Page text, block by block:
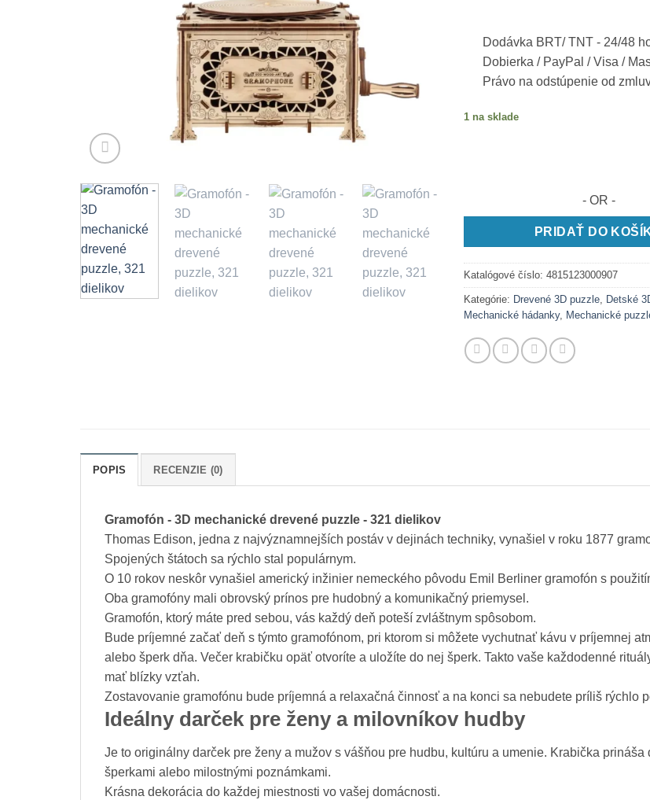
Dodávka BRT/ TNT -24/48
Dobierka / PayPal / Visa /
Právo na odstúpenie od
1 na sklade
- OR -
PRIDAŤ DO
Katalógové číslo: 4815123000907
Kategórie: Drevené 3D puzzle, Detské
Mechanické hádanky, Mechanické
POPIS RECENZIE (0)
Gramofón - 3D mechanické drevené puzzle - 321 dielikov
Thomas Edison, jedna z najvýznamnejších postáv v dejinách techniky, vynašiel v roku 1877
Spojených štátoch sa rýchlo stal populárnym.
O 10 rokov neskôr vynašiel americký inžinier nemeckého pôvodu Emil Berliner gramofón s
Oba gramofóny mali obrovský prínos pre hudobný a komunikačný priemysel.
Gramofón, ktorý máte pred sebou, vás každý deň poteší zvláštnym spôsobom.
Bude príjemné začať deň s týmto gramofónom, pri ktorom si môžete vychutnať kávu v príjemnej
alebo šperk dňa. Večer krabičku opäť otvoríte a uložíte do nej šperk. Takto vaše každodenné
mať blízky vzťah.
Zostavovanie gramofónu bude príjemná a relaxačná činnosť a na konci sa nebudete príliš rýchlo
Ideálny darček pre ženy a milovníkov hudby
Je to originálny darček pre ženy a mužov s vášňou pre hudbu, kultúru a umenie. Krabička
šperkami alebo milostnými poznámkami.
Krásna dekorácia do každej miestnosti vo vašej domácnosti.